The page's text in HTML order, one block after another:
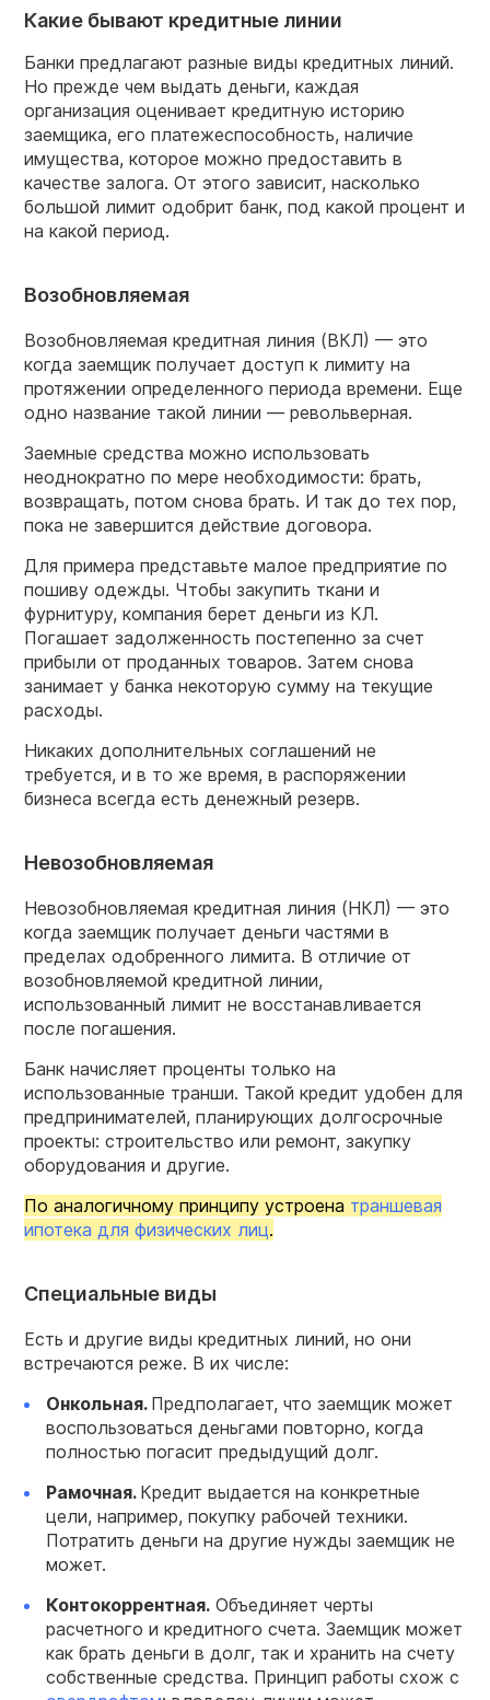
Какие бывают кредитные линии
Банки предлагают разные виды кредитных линий.
Но прежде чем выдать деньги, каждая
организация оценивает кредитную историю
заемщика, его платежеспособность, наличие
имущества, которое можно предоставить в
качестве залога. От этого зависит, насколько
большой лимит одобрит банк, под какой процент и
на какой период.
Возобновляемая
Возобновляемая кредитная линия (ВКЛ) — это
когда заемщик получает доступ к лимиту на
протяжении определенного периода времени. Еще
одно название такой линии — револьверная.
Заемные средства можно использовать
неоднократно по мере необходимости: брать,
возвращать, потом снова брать. И так до тех пор,
пока не завершится действие договора.
Для примера представьте малое предприятие по
пошиву одежды. Чтобы закупить ткани и
фурнитуру, компания берет деньги из КЛ.
Погашает задолженность постепенно за счет
прибыли от проданных товаров. Затем снова
занимает у банка некоторую сумму на текущие
расходы.
Никаких дополнительных соглашений не
требуется, и в то же время, в распоряжении
бизнеса всегда есть денежный резерв.
Невозобновляемая
Невозобновляемая кредитная линия (НКЛ) — это
когда заемщик получает деньги частями в
пределах одобренного лимита. В отличие от
возобновляемой кредитной линии,
использованный лимит не восстанавливается
после погашения.
Банк начисляет проценты только на
использованные транши. Такой кредит удобен для
предпринимателей, планирующих долгосрочные
проекты: строительство или ремонт, закупку
оборудования и другие.
По аналогичному принципу устроена траншевая
ипотека для физических лиц.
Специальные виды
Есть и другие виды кредитных линий, но они
встречаются реже. В их числе:
Онкольная. Предполагает, что заемщик может
воспользоваться деньгами повторно, когда
полностью погасит предыдущий долг.
Рамочная. Кредит выдается на конкретные
цели, например, покупку рабочей техники.
Потратить деньги на другие нужды заемщик не
может.
Контокоррентная. Объединяет черты
расчетного и кредитного счета. Заемщик может
как брать деньги в долг, так и хранить на счету
собственные средства. Принцип работы схож с